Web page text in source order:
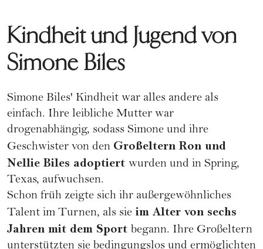
Kindheit und Jugend von
Simone Biles
Simone Biles' Kindheit war alles andere als
einfach. Ihre leibliche Mutter war
drogenabhängig, sodass Simone und ihre
Geschwister von den Großeltern Ron und
Nellie Biles adoptiert wurden und in Spring,
Texas, aufwuchsen.
Schon früh zeigte sich ihr außergewöhnliches
Talent im Turnen, als sie im Alter von sechs
Jahren mit dem Sport begann. Ihre Großeltern